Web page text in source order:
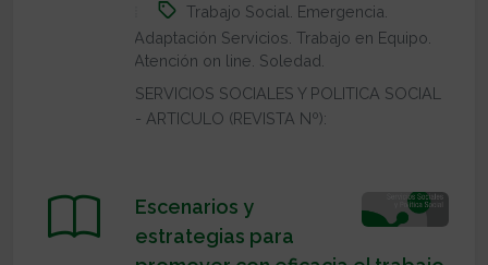
Trabajo Social. Emergencia.
Adaptación Servicios. Trabajo en Equipo.
Atención on line. Soledad.
SERVICIOS SOCIALES Y POLITICA SOCIAL
- ARTICULO (REVISTA Nº):
Escenarios y
estrategias para